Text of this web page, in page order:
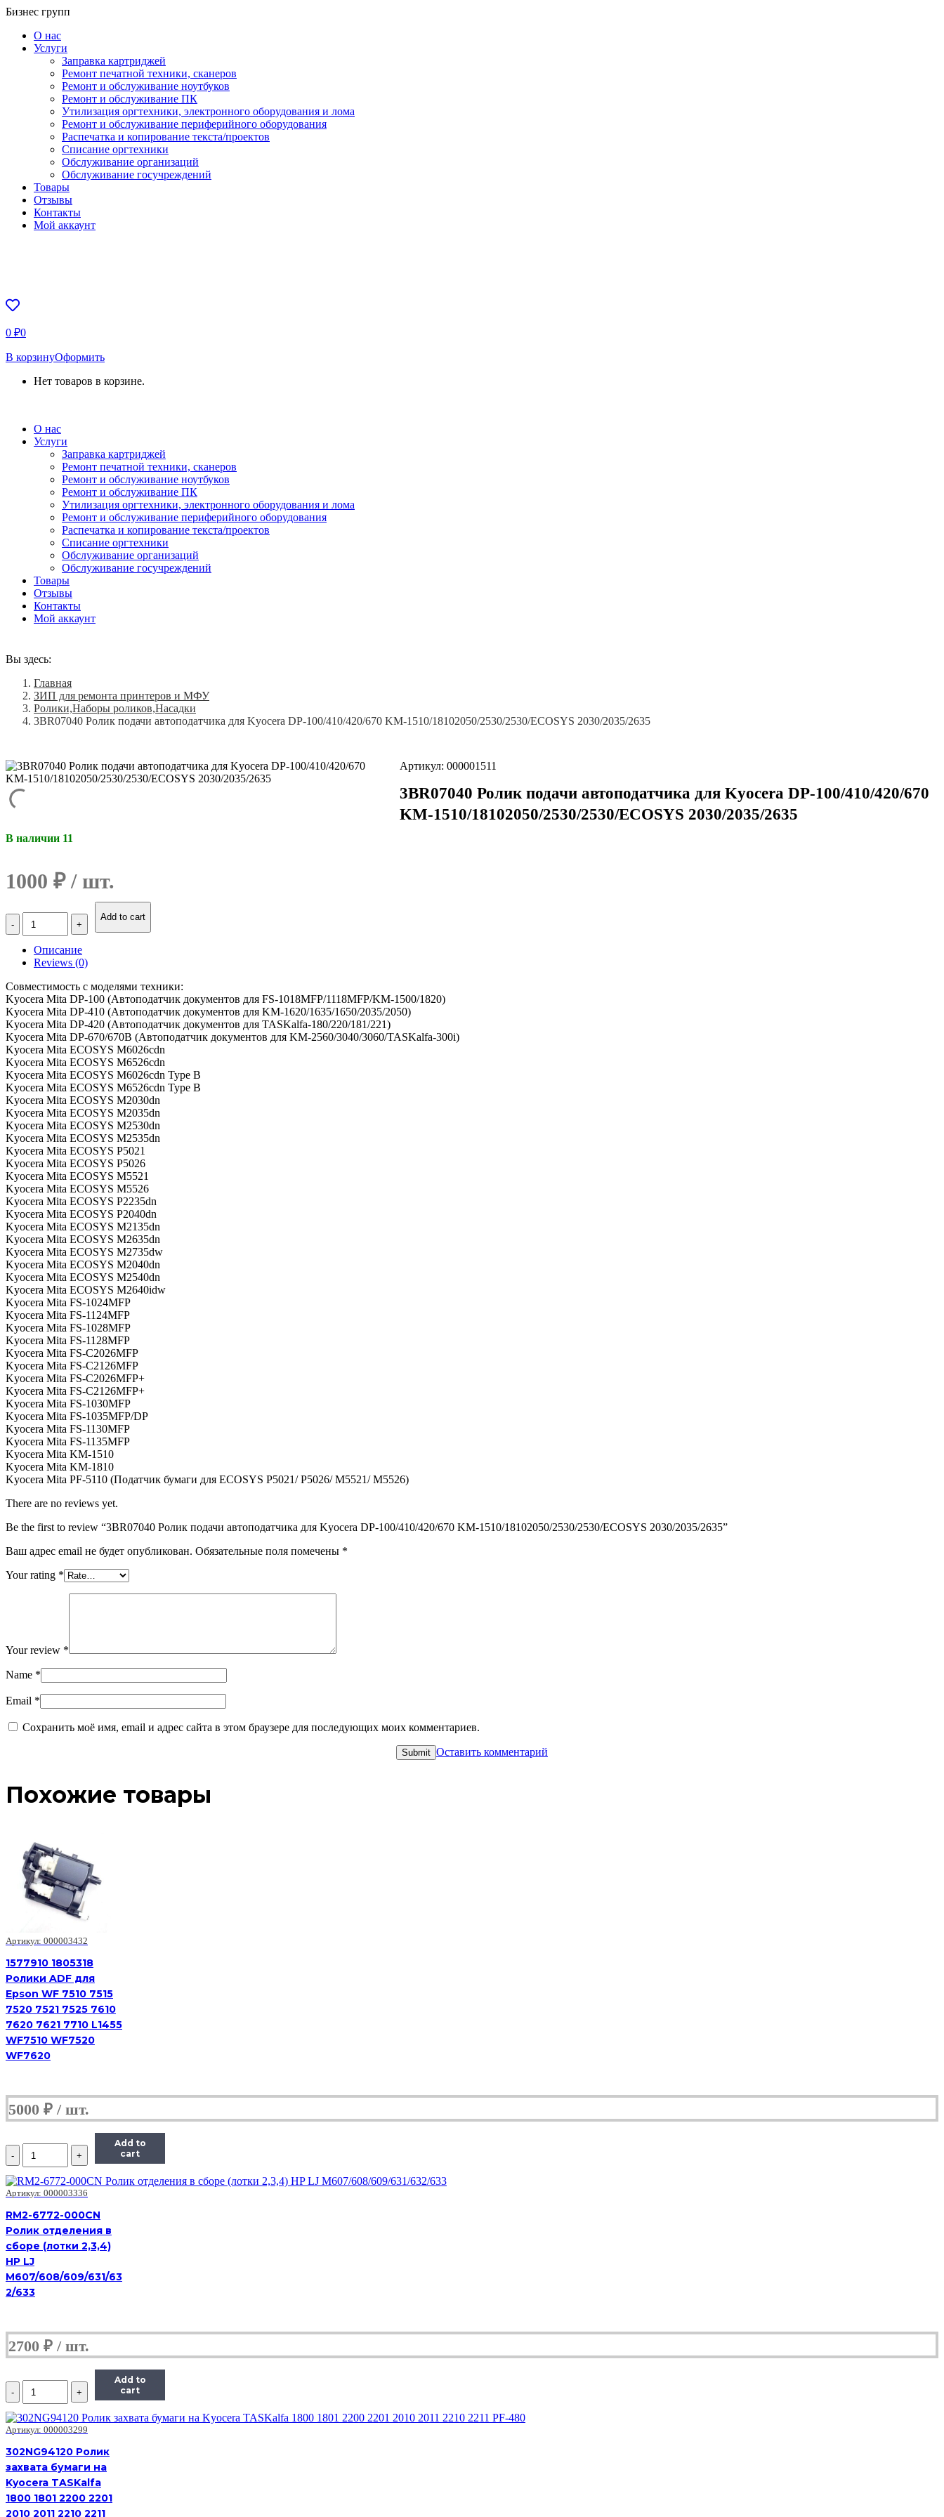
Перейти
содержанию
Бизнес групп
О нас
Услуги
Заправка картриджей
Ремонт печатной техники, сканеров
Ремонт и обслуживание ноутбуков
Ремонт и обслуживание ПК
Утилизация оргтехники, электронного оборудования и лома
Ремонт и обслуживание периферийного оборудования
Распечатка и копирование текста/проектов
Списание оргтехники
Обслуживание организаций
Обслуживание госучреждений
Товары
Отзывы
Контакты
Мой аккаунт
0 ₽0
В корзинуОформить
Нет товаров в корзине.
О нас
Услуги
Заправка картриджей
Ремонт печатной техники, сканеров
Ремонт и обслуживание ноутбуков
Ремонт и обслуживание ПК
Утилизация оргтехники, электронного оборудования и лома
Ремонт и обслуживание периферийного оборудования
Распечатка и копирование текста/проектов
Списание оргтехники
Обслуживание организаций
Обслуживание госучреждений
Товары
Отзывы
Контакты
Мой аккаунт
Вы здесь:
Главная
ЗИП для ремонта принтеров и МФУ
Ролики,Наборы роликов,Насадки
3BR07040 Ролик подачи автоподатчика для Kyocera DP-100/410/420/670 KM-1510/18102050/2530/2530/ECOSYS 2030/2035/2635
Артикул: 000001511
3BR07040 Ролик подачи автоподатчика для Kyocera DP-100/410/420/670
KM-1510/18102050/2530/2530/ECOSYS 2030/2035/2635
В наличии 11
1000 ₽
Количество
3BR07040
подачи
автоподатчика
для
Kyocera
DP-
100/410/420/670
KM-
1510/18102050/2530/2530/ECOSYS
2030/2035/2635
Add to cart
Описание
Reviews (0)
Совместимость с моделями техники:
Kyocera Mita DP-100 (Автоподатчик документов для FS-1018MFP/1118MFP/KM-1500/1820)
Kyocera Mita DP-410 (Автоподатчик документов для KM-1620/1635/1650/2035/2050)
Kyocera Mita DP-420 (Автоподатчик документов для TASKalfa-180/220/181/221)
Kyocera Mita DP-670/670B (Автоподатчик документов для KM-2560/3040/3060/TASKalfa-300i)
Kyocera Mita ECOSYS M6026cdn
Kyocera Mita ECOSYS M6526cdn
Kyocera Mita ECOSYS M6026cdn Type B
Kyocera Mita ECOSYS M6526cdn Type B
Kyocera Mita ECOSYS M2030dn
Kyocera Mita ECOSYS M2035dn
Kyocera Mita ECOSYS M2530dn
Kyocera Mita ECOSYS M2535dn
Kyocera Mita ECOSYS P5021
Kyocera Mita ECOSYS P5026
Kyocera Mita ECOSYS M5521
Kyocera Mita ECOSYS M5526
Kyocera Mita ECOSYS P2235dn
Kyocera Mita ECOSYS P2040dn
Kyocera Mita ECOSYS M2135dn
Kyocera Mita ECOSYS M2635dn
Kyocera Mita ECOSYS M2735dw
Kyocera Mita ECOSYS M2040dn
Kyocera Mita ECOSYS M2540dn
Kyocera Mita ECOSYS M2640idw
Kyocera Mita FS-1024MFP
Kyocera Mita FS-1124MFP
Kyocera Mita FS-1028MFP
Kyocera Mita FS-1128MFP
Kyocera Mita FS-C2026MFP
Kyocera Mita FS-C2126MFP
Kyocera Mita FS-C2026MFP+
Kyocera Mita FS-C2126MFP+
Kyocera Mita FS-1030MFP
Kyocera Mita FS-1035MFP/DP
Kyocera Mita FS-1130MFP
Kyocera Mita FS-1135MFP
Kyocera Mita KM-1510
Kyocera Mita KM-1810
Kyocera Mita PF-5110 (Податчик бумаги для ECOSYS P5021/ P5026/ M5521/ M5526)
There are no reviews yet.
Be the first to review “3BR07040 Ролик подачи автоподатчика для Kyocera DP-100/410/420/670 KM-1510/18102050/2530/2530/ECOSYS 2030/2035/2635”
Ваш адрес email не будет опубликован. Обязательные поля помечены *
Your rating *
Your review *
Name *
Email *
Сохранить моё имя, email и адрес сайта в этом браузере для последующих моих комментариев.
Оставить комментарий
Похожие товары
Артикул: 000003432
1577910 1805318
Ролики ADF для
Epson WF 7510 7515
7520 7521 7525 7610
7620 7621 7710 L1455
WF7510 WF7520
WF7620
5000 ₽
Количество
3BR07040
Ролик
подачи
автоподатчика
для
Kyocera
DP-
100/410/420/670
KM-
1510/18102050/2530/2530/ECOSYS
2030/2035/2635
Add to
cart
Артикул: 000003336
RM2-6772-000CN
Ролик отделения в
сборе (лотки 2,3,4)
HP LJ
M607/608/609/631/63
2/633
2700 ₽
Количество
3BR07040
Ролик
подачи
автоподатчика
для
DP-
100/410/420/670
KM-
1510/18102050/2530/2530/ECOSYS
Add to
cart
Артикул: 000003299
302NG94120 Ролик
захвата бумаги на
Kyocera TASKalfa
1800 1801 2200 2201
2010 2011 2210 2211